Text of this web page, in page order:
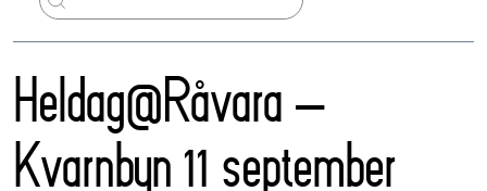
Heldag@Råvara –
Kvarnbyn 11 september